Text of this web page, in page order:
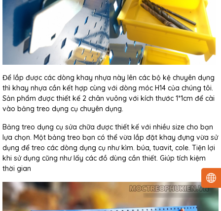
Để lắp được các dòng khay nhựa này lên các bộ kệ chuyên dụng
thì khay nhựa cần kết hợp cùng với dòng móc H14 của chúng tôi.
Sản phẩm được thiết kế 2 chân vuông với kích thước 1*1cm để cài
vào bảng treo dụng cụ chuyên dụng.
Bảng treo dụng cụ sửa chữa được thiết kế với nhiều size cho bạn
lựa chọn. Một bảng treo bạn có thể vừa lắp đặt khay đựng vừa sử
dụng để treo các dòng dụng cụ như kìm. búa, tuavit, cole. Tiện lợi
khi sử dụng cũng như lấy các đồ dùng cần thiết. Giúp tích kiệm
thời gian